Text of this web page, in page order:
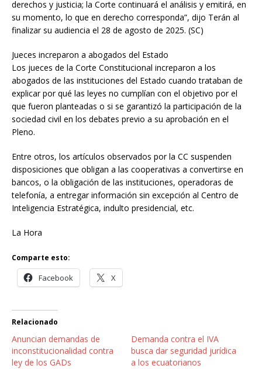
derechos y justicia; la Corte continuará el análisis y emitirá, en
su momento, lo que en derecho corresponda”, dijo Terán al
finalizar su audiencia el 28 de agosto de 2025. (SC)
Jueces increparon a abogados del Estado
Los jueces de la Corte Constitucional increparon a los
abogados de las instituciones del Estado cuando trataban de
explicar por qué las leyes no cumplían con el objetivo por el
que fueron planteadas o si se garantizó la participación de la
sociedad civil en los debates previo a su aprobación en el
Pleno.
Entre otros, los artículos observados por la CC suspenden
disposiciones que obligan a las cooperativas a convertirse en
bancos, o la obligación de las instituciones, operadoras de
telefonía, a entregar información sin excepción al Centro de
Inteligencia Estratégica, indulto presidencial, etc.
La Hora
Comparte esto:
Facebook X
Relacionado
Anuncian demandas de
inconstitucionalidad contra
ley de los GADs
Demanda contra el IVA
busca dar seguridad jurídica
a los ecuatorianos